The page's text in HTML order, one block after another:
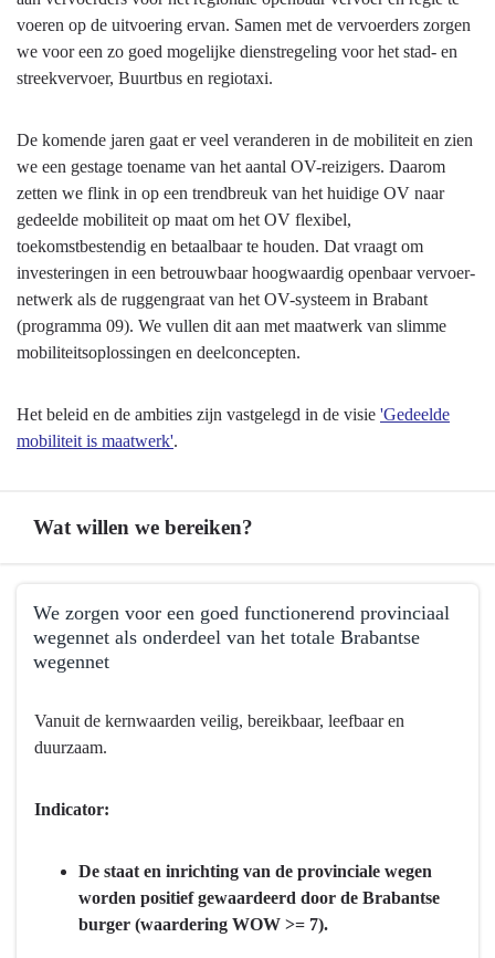
voeren op de uitvoering ervan. Samen met de vervoerders zorgen
we voor een zo goed mogelijke dienstregeling voor het stad- en
streekvervoer, Buurtbus en regiotaxi.
De komende jaren gaat er veel veranderen in de mobiliteit en zien
we een gestage toename van het aantal OV-reizigers. Daarom
zetten we flink in op een trendbreuk van het huidige OV naar
gedeelde mobiliteit op maat om het OV flexibel,
toekomstbestendig en betaalbaar te houden. Dat vraagt om
investeringen in een betrouwbaar hoogwaardig openbaar vervoer-
netwerk als de ruggengraat van het OV-systeem in Brabant
(programma 09). We vullen dit aan met maatwerk van slimme
mobiliteitsoplossingen en deelconcepten.
Het beleid en de ambities zijn vastgelegd in de visie 'Gedeelde
mobiliteit is maatwerk'.
Wat willen we bereiken?
navigatie
Basisinfrastructuur
We zorgen voor een goed functionerend provinciaal
wegennet als onderdeel van het totale Brabantse
wegennet
naar
navigatie
Programma
Basisinfrastructuur
Vanuit de kernwaarden veilig, bereikbaar, leefbaar en
duurzaam.
Indicator:
De staat en inrichting van de provinciale wegen
worden positief gewaardeerd door de Brabantse
burger (waardering WOW >= 7).